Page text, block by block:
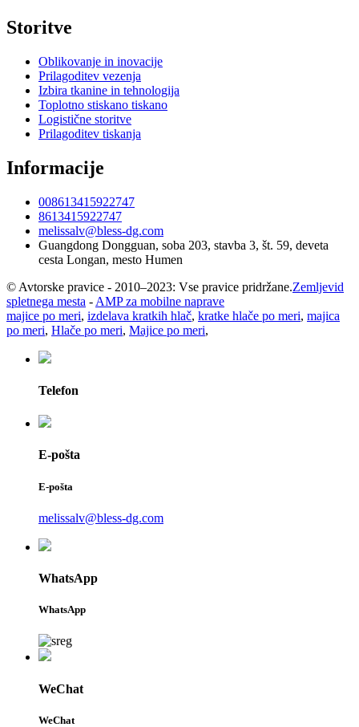
Storitve
Oblikovanje in inovacije
Prilagoditev vezenja
Izbira tkanine in tehnologija
Toplotno stiskano tiskano
Logistične storitve
Prilagoditev tiskanja
Informacije
008613415922747
8613415922747
melissalv@bless-dg.com
Guangdong Dongguan, soba 203, stavba 3, št. 59, deveta
cesta Longan, mesto Humen
© Avtorske pravice - 2010–2023: Vse pravice pridržane.Zemljevid
spletnega mesta - AMP za mobilne naprave
majice po meri, izdelava kratkih hlač, kratke hlače po meri, majica
po meri, Hlače po meri, Majice po meri,
Telefon
E-pošta
E-pošta
melissalv@bless-dg.com
WhatsApp
WhatsApp
WeChat
WeChat